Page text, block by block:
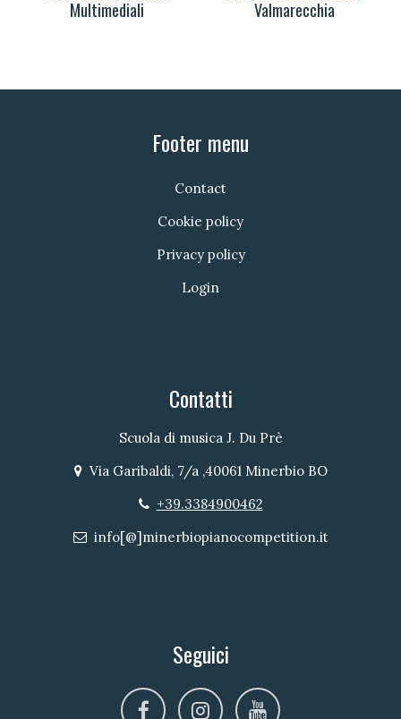
Multimediali
Valmarecchia
Footer menu
Contact
Cookie policy
Privacy policy
Login
Contatti
Scuola di musica J. Du Prè
Indirizzo
Via Garibaldi, 7/a ,40061 Minerbio BO
Telefono
+39.3384900462
Email
info[@]minerbiopianocompetition.it
Seguici
facebookinstagramyoutube